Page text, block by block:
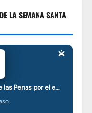
LA SEMANA SANTA